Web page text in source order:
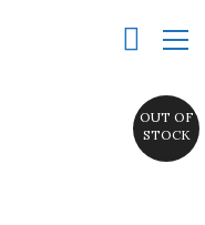
OUT OF
STOCK